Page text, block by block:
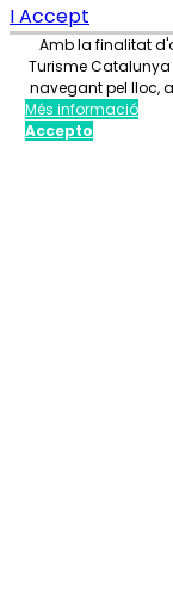
I Accept
Amb la finalitat
Turisme Catalunya
navegant pel lloc,
Més informació
Accepto